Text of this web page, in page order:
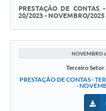
PRESTAÇÃO DE CONTAS
20/2023 - NOVEMBRO/2025
NOVEMBRO
Terceiro Setor
PRESTAÇÃO DE CONTAS -
-